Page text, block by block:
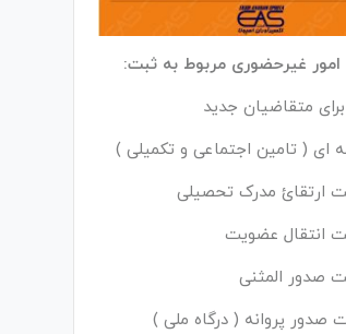
امور غیرحضوری مربوط به ثبت: